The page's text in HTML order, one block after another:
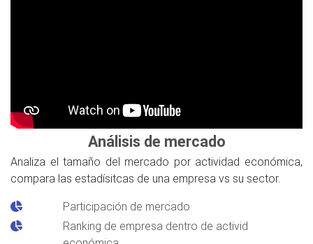
Análisis de mercado
Analiza el tamaño del mercado por actividad económica,
compara las estadísitcas de una empresa vs su sector.
Participación de mercado
Ranking de empresa dentro de activid